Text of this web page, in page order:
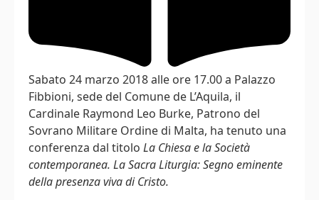
Sabato 24 marzo 2018 alle ore 17.00 a Palazzo
Fibbioni, sede del Comune de L’Aquila, il
Cardinale Raymond Leo Burke, Patrono del
Sovrano Militare Ordine di Malta, ha tenuto una
conferenza dal titolo La Chiesa e la Società
contemporanea. La Sacra Liturgia: Segno eminente
della presenza viva di Cristo.